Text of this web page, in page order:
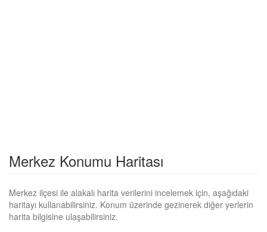
Merkez Konumu Haritası
Merkez ilçesi ile alakalı harita verilerini incelemek için, aşağıdaki
haritayı kullanabilirsiniz. Konum üzerinde gezinerek diğer yerlerin
harita bilgisine ulaşabilirsiniz.